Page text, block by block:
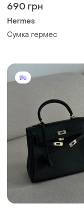
690 грн
Hermes
Сумка гермес